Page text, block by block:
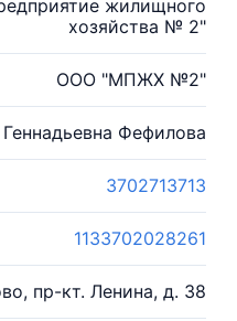
жилищного
хозяйства № 2"
ООО "МПЖХ №2"
Геннадьевна Фефилова
3702713713
1133702028261
пр-кт. Ленина, д. 38